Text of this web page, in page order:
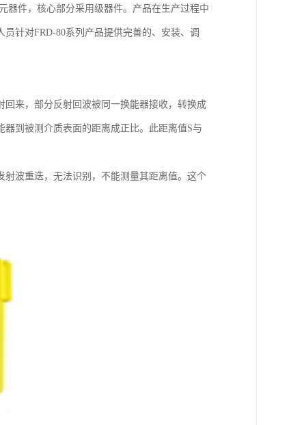
器件，核心部分采用级器件。产品在生产过程中
针对FRD-80系列产品提供完善的、安装、调
来，部分反射回波被同一换能器接收，转换成
到被测介质表面的距离成正比。此距离值S与
波重迭，无法识别，不能测量其距离值。这个